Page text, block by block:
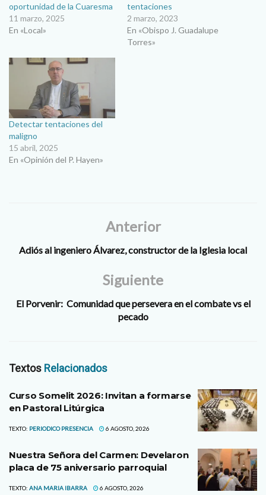
oportunidad de la Cuaresma
11 marzo, 2025
En «Local»
tentaciones
2 marzo, 2023
En «Obispo J. Guadalupe
Torres»
Detectar tentaciones del
maligno
15 abril, 2025
En «Opinión del P. Hayen»
Anterior
Adiós al ingeniero Álvarez, constructor de la Iglesia local
Siguiente
El Porvenir: Comunidad que persevera en el combate vs el
pecado
Textos Relacionados
Curso Somelit 2026: Invitan a formarse
en Pastoral Litúrgica
TEXTO: PERIODICO PRESENCIA 6 AGOSTO, 2026
Nuestra Señora del Carmen: Develaron
placa de 75 aniversario parroquial
TEXTO: ANA MARIA IBARRA 6 AGOSTO, 2026